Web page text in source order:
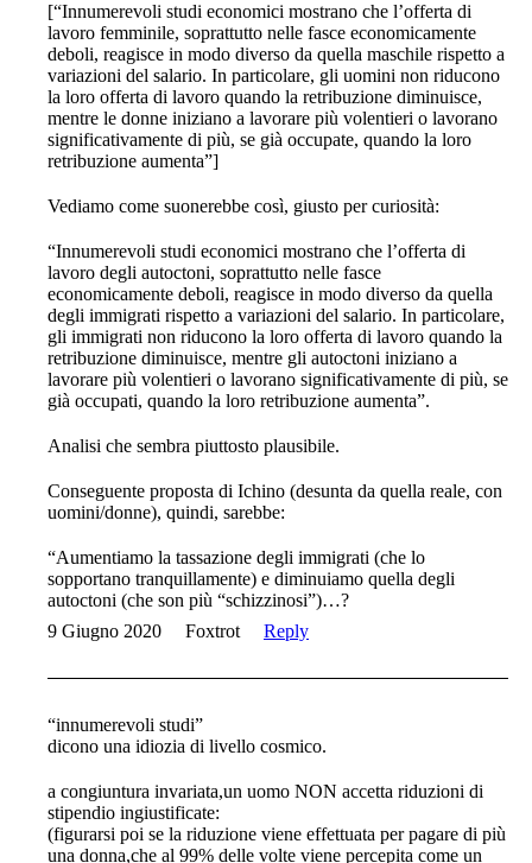
[“Innumerevoli studi economici mostrano che l’offerta di
lavoro femminile, soprattutto nelle fasce economicamente
deboli, reagisce in modo diverso da quella maschile rispetto a
variazioni del salario. In particolare, gli uomini non riducono
la loro offerta di lavoro quando la retribuzione diminuisce,
mentre le donne iniziano a lavorare più volentieri o lavorano
significativamente di più, se già occupate, quando la loro
retribuzione aumenta”]
Vediamo come suonerebbe così, giusto per curiosità:
“Innumerevoli studi economici mostrano che l’offerta di
lavoro degli autoctoni, soprattutto nelle fasce
economicamente deboli, reagisce in modo diverso da quella
degli immigrati rispetto a variazioni del salario. In particolare,
gli immigrati non riducono la loro offerta di lavoro quando la
retribuzione diminuisce, mentre gli autoctoni iniziano a
lavorare più volentieri o lavorano significativamente di più, se
già occupati, quando la loro retribuzione aumenta”.
Analisi che sembra piuttosto plausibile.
Conseguente proposta di Ichino (desunta da quella reale, con
uomini/donne), quindi, sarebbe:
“Aumentiamo la tassazione degli immigrati (che lo
sopportano tranquillamente) e diminuiamo quella degli
autoctoni (che son più “schizzinosi”)…?
9 Giugno 2020
Foxtrot Reply
“innumerevoli studi”
dicono una idiozia di livello cosmico.
a congiuntura invariata,un uomo NON accetta riduzioni di
stipendio ingiustificate:
(figurarsi poi se la riduzione viene effettuata per pagare di più
una donna,che al 99% delle volte viene percepita come un